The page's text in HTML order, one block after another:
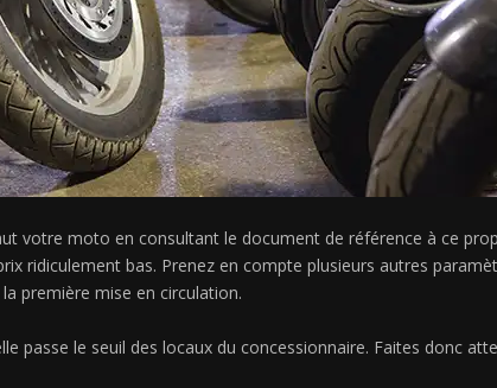
votre moto en consultant le document de référence à ce
ridiculement bas. Prenez en compte plusieurs autres
première mise en circulation.
passe le seuil des locaux du concessionnaire. Faites donc